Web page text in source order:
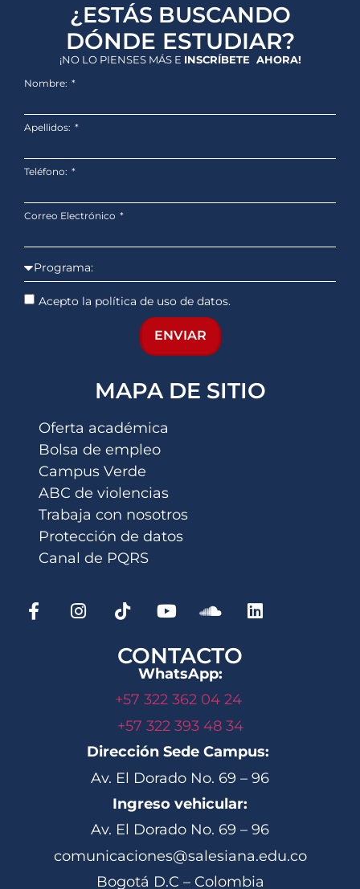
¿ESTÁS BUSCANDO
DÓNDE ESTUDIAR?
¡NO LO PIENSES MÁS E INSCRÍBETE AHORA!
Nombre:
Apellidos:
Teléfono:
Correo Electrónico
Acepto la política de uso de datos.
ENVIAR
MAPA DE SITIO
Oferta académica
Bolsa de empleo
Campus Verde
ABC de violencias
Trabaja con nosotros
Protección de datos
Canal de PQRS
CONTACTO
WhatsApp:
+57 322 362 04 24
+57 322 393 48 34
Dirección Sede Campus:
Av. El Dorado No. 69 – 96
Ingreso vehicular:
Av. El Dorado No. 69 – 96
comunicaciones@salesiana.edu.co
Bogotá D.C – Colombia